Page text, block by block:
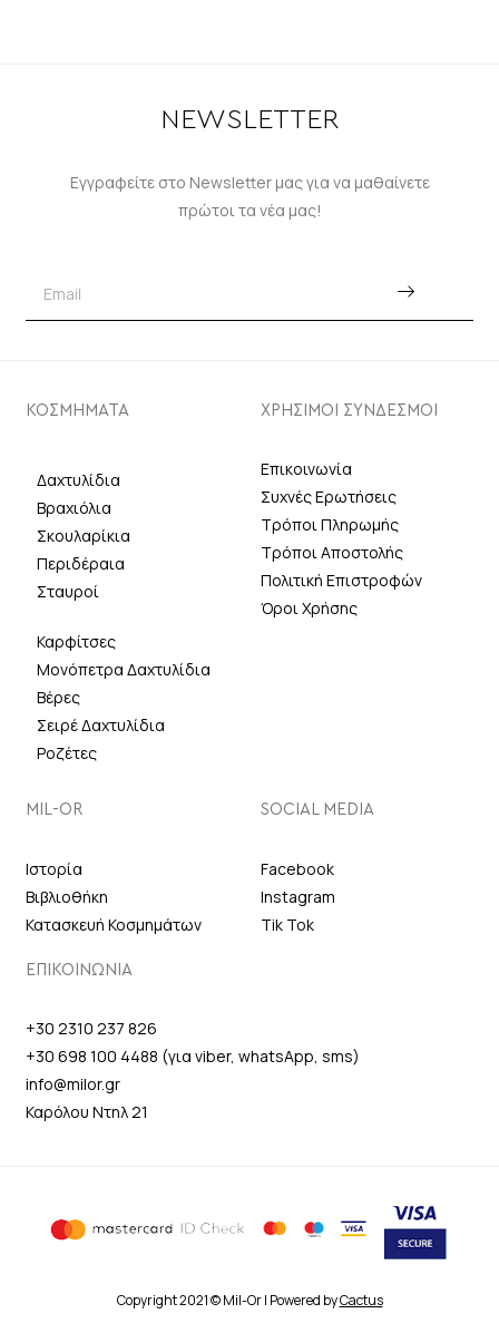
NEWSLETTER
Εγγραφείτε στο Newsletter μας για να μαθαίνετε
πρώτοι τα νέα μας!
ΚΟΣΜΗΜΑΤΑ
Δαχτυλίδια
Βραχιόλια
Σκουλαρίκια
Περιδέραια
Σταυροί
Καρφίτσες
Μονόπετρα Δαχτυλίδια
Βέρες
Σειρέ Δαχτυλίδια
Ροζέτες
ΧΡΗΣΙΜΟΙ ΣΥΝΔΕΣΜΟΙ
Επικοινωνία
Συχνές Ερωτήσεις
Τρόποι Πληρωμής
Τρόποι Αποστολής
Πολιτική Επιστροφών
Όροι Χρήσης
MIL-OR
Ιστορία
Βιβλιοθήκη
Κατασκευή Κοσμημάτων
SOCIAL MEDIA
Facebook
Instagram
Tik Tok
ΕΠΙΚΟΙΝΩΝΙΑ
+30 2310 237 826
+30 698 100 4488 (για viber, whatsApp, sms)
info@milor.gr
Καρόλου Ντηλ 21
Copyright 2021 © Mil-Or | Powered byCactus